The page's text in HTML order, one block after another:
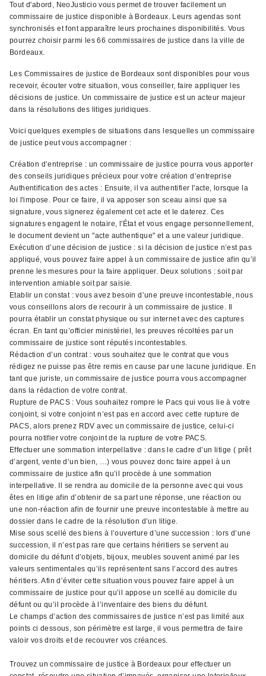
Tout d'abord, NeoJusticio vous permet de trouver facilement un
commissaire de justice disponible à Bordeaux. Leurs agendas sont
synchronisés et font apparaître leurs prochaines disponibilités. Vous
pourrez choisir parmi les 66 commissaires de justice dans la ville de
Bordeaux.
Les Commissaires de justice de Bordeaux sont disponibles pour vous
recevoir, écouter votre situation, vous conseiller, faire appliquer les
décisions de justice. Un commissaire de justice est un acteur majeur
dans la résolutions des litiges juridiques.
Voici quelques exemples de situations dans lesquelles un commissaire
de justice peut vous accompagner :
Création d’entreprise : un commissaire de justice pourra vous apporter
des conseils juridiques précieux pour votre création d’entreprise
Authentification des actes : Ensuite, il va authentifier l'acte, lorsque la
loi l'impose. Pour ce faire, il va apposer son sceau ainsi que sa
signature, vous signerez également cet acte et le daterez. Ces
signatures engagent le notaire, l'État et vous engage personnellement,
le document devient un "acte authentique" et a une valeur juridique.
Exécution d’une décision de justice : si la décision de justice n’est pas
appliqué, vous pouvez faire appel à un commissaire de justice afin qu’il
prenne les mesures pour la faire appliquer. Deux solutions : soit par
intervention amiable soit par saisie.
Etablir un constat : vous avez besoin d’une preuve incontestable, nous
vous conseillons alors de recourir à un commissaire de justice. Il
pourra établir un constat physique ou sur internet avec des captures
écran. En tant qu’officier ministériel, les preuves récoltées par un
commissaire de justice sont réputés incontestables.
Rédaction d’un contrat : vous souhaitez que le contrat que vous
rédigez ne puisse pas être remis en cause par une lacune juridique. En
tant que juriste, un commissaire de justice pourra vous accompagner
dans la rédaction de votre contrat.
Rupture de PACS : Vous souhaitez rompre le Pacs qui vous lie à votre
conjoint, si votre conjoint n’est pas en accord avec cette rupture de
PACS, alors prenez RDV avec un commissaire de justice, celui-ci
pourra notifier votre conjoint de la rupture de votre PACS.
Effectuer une sommation interpellative : dans le cadre d’un litige ( prêt
d’argent, vente d’un bien, …) vous pouvez donc faire appel à un
commissaire de justice afin qu’il procède à une sommation
interpellative. Il se rendra au domicile de la personne avec qui vous
êtes en litige afin d’obtenir de sa part une réponse, une réaction ou
une non-réaction afin de fournir une preuve incontestable à mettre au
dossier dans le cadre de la résolution d’un litige.
Mise sous scellé des biens à l’ouverture d’une succession : lors d’une
succession, il n’est pas rare que certains héritiers se servent au
domicile du défunt d’objets, bijoux, meubles souvent animé par les
valeurs sentimentales qu’ils représentent sans l’accord des autres
héritiers. Afin d’éviter cette situation vous pouvez faire appel à un
commissaire de justice pour qu’il appose un scellé au domicile du
défunt ou qu’il procède à l’inventaire des biens du défunt.
Le champs d’action des commissaires de justice n’est pas limité aux
points ci dessous, son périmètre est large, il vous permettra de faire
valoir vos droits et de recouvrer vos créances.
Trouvez un commissaire de justice à Bordeaux pour effectuer un